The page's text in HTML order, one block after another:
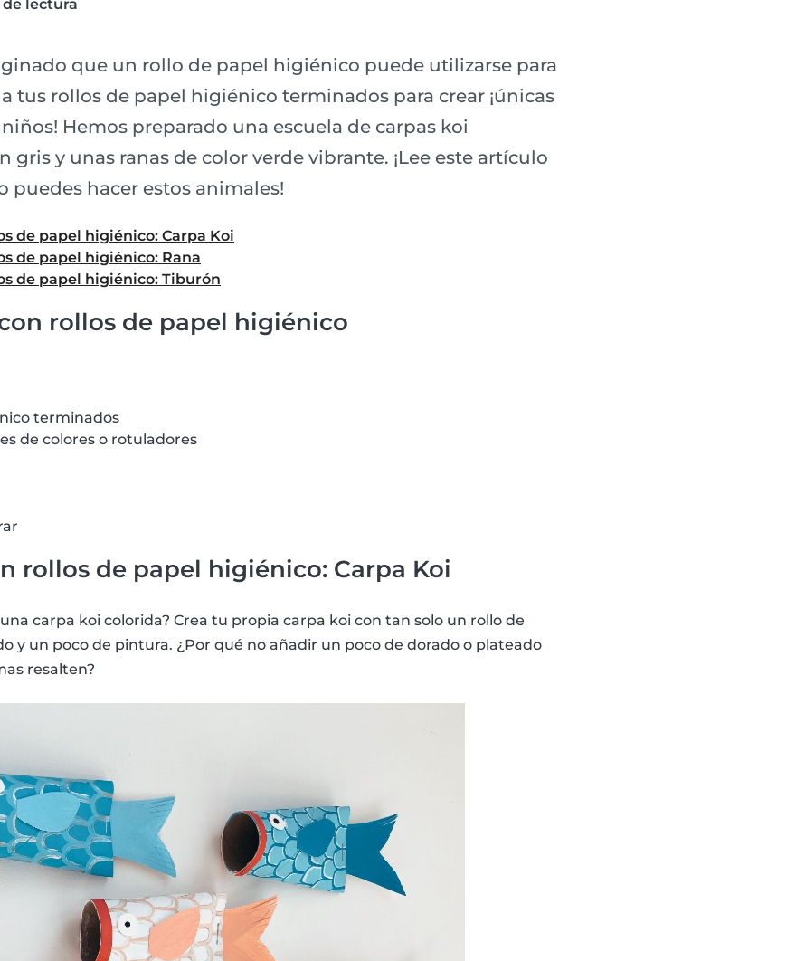
lectura
que un rollo de papel higiénico puede utilizarse para
tus rollos de papel higiénico terminados para crear ¡únicas
Hemos preparado una escuela de carpas koi
gris y unas ranas de color verde vibrante. ¡Lee este artículo
puedes hacer estos animales!
de papel higiénico: Carpa Koi
de papel higiénico: Rana
de papel higiénico: Tiburón
rollos de papel higiénico
terminados
de colores o rotuladores
rollos de papel higiénico: Carpa Koi
carpa koi colorida? Crea tu propia carpa koi con tan solo un rollo de
y un poco de pintura. ¿Por qué no añadir un poco de dorado o plateado
resalten?